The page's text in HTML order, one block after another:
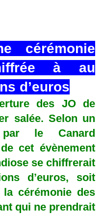
cérémonie
à au
d’euros
des JO de
salée. Selon un
par le Canard
cet évènement
se chiffrerait
d’euros, soit
cérémonie des
qui ne prendrait